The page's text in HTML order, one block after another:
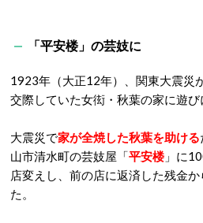
「平安楼」の芸妓に
1923年（大正12年）、関東大震災
交際していた女衒・秋葉の家に遊び
大震災で家が全焼した秋葉を助ける
山市清水町の芸妓屋「平安楼 」に
店変えし、前の店に返済した残金か
た。